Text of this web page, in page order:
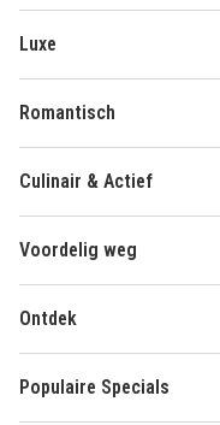
Luxe
Romantisch
Culinair & Actief
Voordelig weg
Ontdek
Populaire Specials